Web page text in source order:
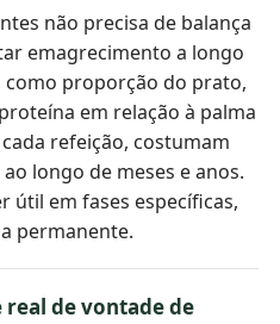
não precisa de balança
emagrecimento a longo
como proporção do prato,
em relação à palma
refeição, costumam
longo de meses e anos.
útil em fases específicas,
permanente.
de vontade de